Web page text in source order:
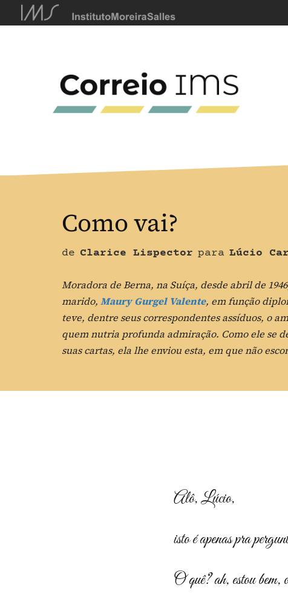
Como vai?
de Clarice Lispector para Lúcio
Moradora de Berna, na Suíça, desde abril de
marido, Maury Gurgel Valente, em função
teve, dentre seus correspondentes assíduos, o
quem nutria profunda admiração. Como ele se
suas cartas, ela lhe enviou esta, em que não
Alô, Lúcio,
isto é apenas pra
O quê? ah, estou bem,